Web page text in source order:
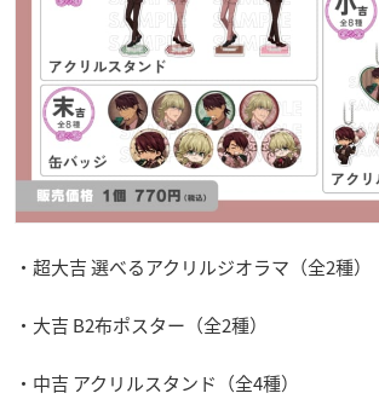
・超大吉 選べるアクリルジオラマ（全2種）
・大吉 B2布ポスター（全2種）
・中吉 アクリルスタンド（全4種）